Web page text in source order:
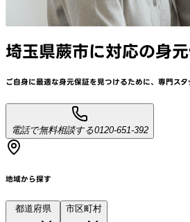
埼玉県蕨市に対応の身
ご自身に最適な身元保証を見つけるために、 専門スタ
電話で無料相談する0120-651-392
地域から探す
都道府県
市区町村